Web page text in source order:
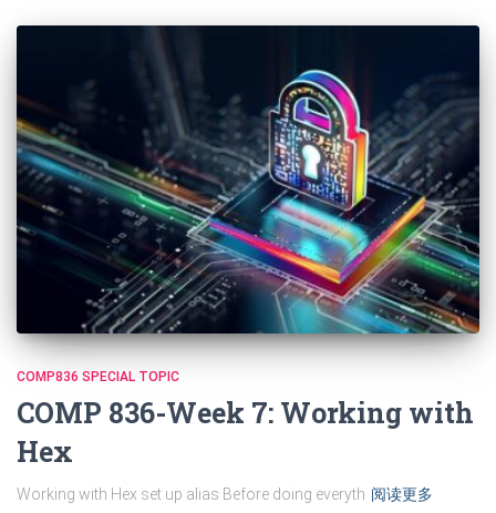
COMP836 SPECIAL TOPIC
COMP 836-Week 7: Working with
Hex
Working with Hex set up alias Before doing everyth 阅读更多